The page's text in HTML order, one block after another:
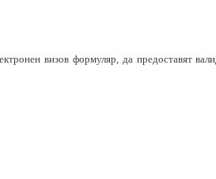
визов формуляр, да предоставят